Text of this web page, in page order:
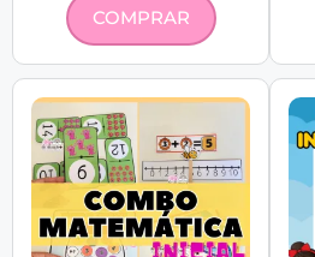
COMPRAR